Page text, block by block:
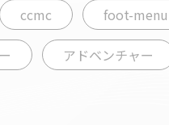
ccmc foot-menu
アドベンチャー